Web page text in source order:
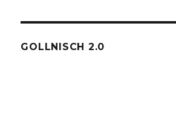
GOLLNISCH 2.0